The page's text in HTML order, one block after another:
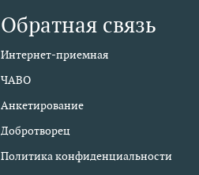
Обратная связь
Интернет-приемная
ЧАВО
Анкетирование
Добротворец
Политика конфиденциальности